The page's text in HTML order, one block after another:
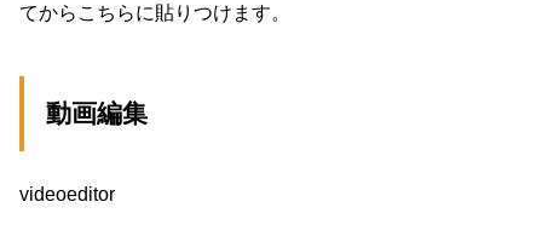
てからこちらに貼りつけます。
動画編集
videoeditor